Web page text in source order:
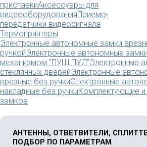
приставкиАксессуары для
видеооборудованияПриемо-
передатчики видеосигнала
Термопринтеры
Электронные автономные замки
ручкойЭлектронные автономные
механизмом "ПУШ ПУЛ"Электронные
стеклянных дверейЭлектронные
врезные без ручкиЭлектронные
накладные без ручкиКомплектующие
замков
АНТЕННЫ, ОТВЕТВИТЕЛИ,
ПОДБОР ПО ПАРАМЕТРАМ